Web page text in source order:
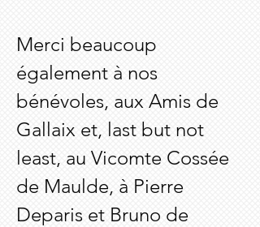
Merci beaucoup
également à nos
bénévoles, aux Amis de
Gallaix et, last but not
least, au Vicomte Cossée
de Maulde, à Pierre
Deparis et Bruno de